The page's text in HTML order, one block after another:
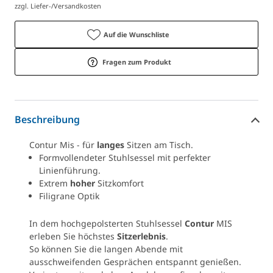
zzgl. Liefer-/Versandkosten
Auf die Wunschliste
Fragen zum Produkt
Beschreibung
Contur Mis - für langes Sitzen am Tisch.
Formvollendeter Stuhlsessel mit perfekter
Linienführung.
Extrem hoher Sitzkomfort
Filigrane Optik
In dem hochgepolsterten Stuhlsessel Contur MIS
erleben Sie höchstes Sitzerlebnis.
So können Sie die langen Abende mit
ausschweifenden Gesprächen entspannt genießen.